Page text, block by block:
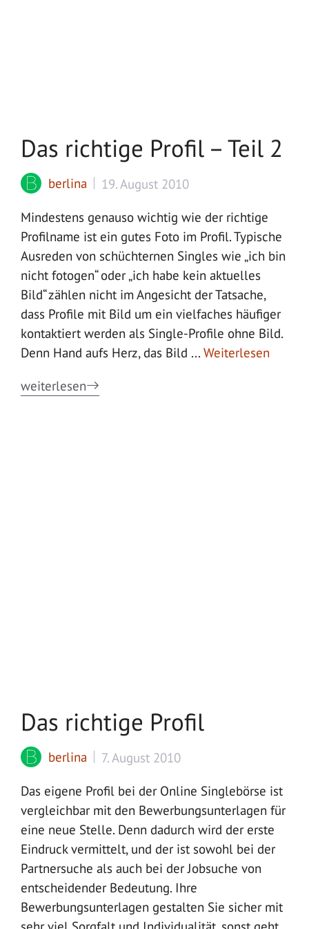
Das richtige Profil – Teil 2
berlina
19. August 2010
Mindestens genauso wichtig wie der richtige
Profilname ist ein gutes Foto im Profil. Typische
Ausreden von schüchternen Singles wie „ich bin
nicht fotogen“ oder „ich habe kein aktuelles
Bild“ zählen nicht im Angesicht der Tatsache,
dass Profile mit Bild um ein vielfaches häufiger
kontaktiert werden als Single-Profile ohne Bild.
Denn Hand aufs Herz, das Bild ... Weiterlesen
weiterlesen
Das richtige Profil
berlina
7. August 2010
Das eigene Profil bei der Online Singlebörse ist
vergleichbar mit den Bewerbungsunterlagen für
eine neue Stelle. Denn dadurch wird der erste
Eindruck vermittelt, und der ist sowohl bei der
Partnersuche als auch bei der Jobsuche von
entscheidender Bedeutung. Ihre
Bewerbungsunterlagen gestalten Sie sicher mit